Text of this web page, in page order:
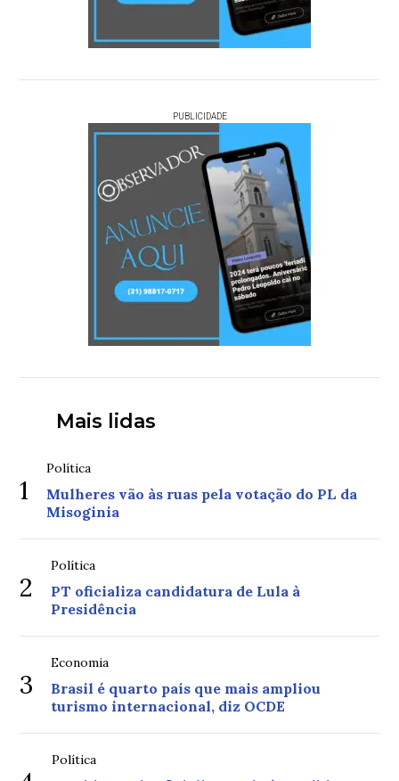
PUBLICIDADE
Mais lidas
1
Política
Mulheres vão às ruas pela votação do PL da
Misoginia
2
Política
PT oficializa candidatura de Lula à
Presidência
3
Economia
Brasil é quarto país que mais ampliou
turismo internacional, diz OCDE
Política